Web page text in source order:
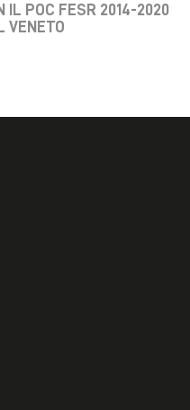
IL POC FESR 2014-2020
VENETO